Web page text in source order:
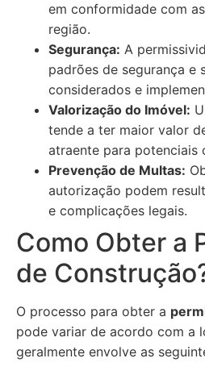
em conformidade com
região.
Segurança: A
padrões de segurança e
considerados e
Valorização do Imóvel:
tende a ter maior valor
atraente para potenciais
Prevenção de Multas:
autorização podem
e complicações legais.
Como Obter a
de
O processo para obter a
pode variar de acordo com a
geralmente envolve as